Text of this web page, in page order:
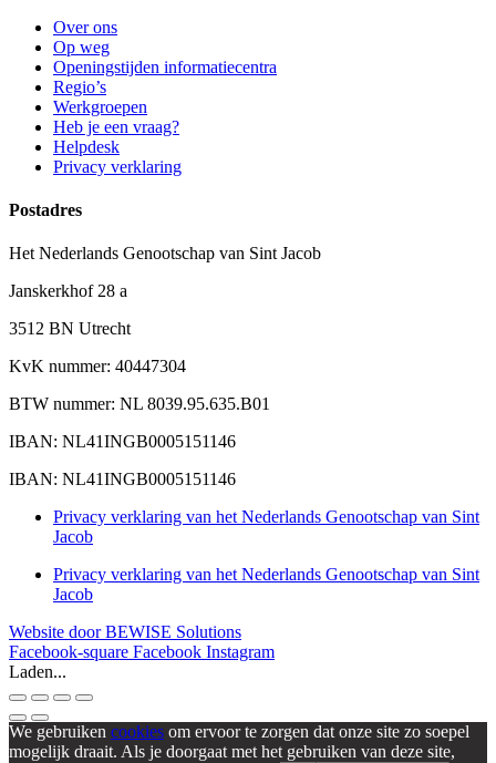
Over ons
Op weg
Openingstijden informatiecentra
Regio’s
Werkgroepen
Heb je een vraag?
Helpdesk
Privacy verklaring
Postadres
Het Nederlands Genootschap van Sint Jacob
Janskerkhof 28 a
3512 BN Utrecht
KvK nummer: 40447304
BTW nummer: NL 8039.95.635.B01
IBAN: NL41INGB0005151146
IBAN: NL41INGB0005151146
Privacy verklaring van het Nederlands Genootschap van Sint
Jacob
Privacy verklaring van het Nederlands Genootschap van Sint
Jacob
Website door BEWISE Solutions
Facebook-square Facebook Instagram
Laden...
We gebruiken cookies om ervoor te zorgen dat onze site zo soepel
mogelijk draait. Als je doorgaat met het gebruiken van deze site,